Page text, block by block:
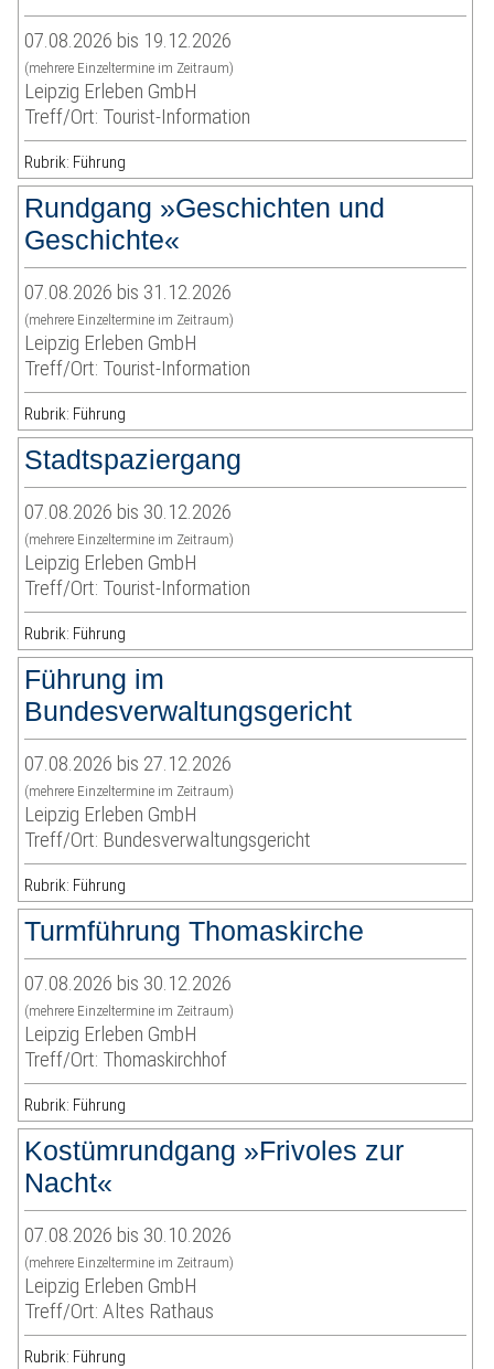
07.08.2026 bis 19.12.2026
(mehrere Einzeltermine im Zeitraum)
Leipzig Erleben GmbH
Treff/Ort: Tourist-Information
Rubrik: Führung
Rundgang »Geschichten und
Geschichte«
07.08.2026 bis 31.12.2026
(mehrere Einzeltermine im Zeitraum)
Leipzig Erleben GmbH
Treff/Ort: Tourist-Information
Rubrik: Führung
Stadtspaziergang
07.08.2026 bis 30.12.2026
(mehrere Einzeltermine im Zeitraum)
Leipzig Erleben GmbH
Treff/Ort: Tourist-Information
Rubrik: Führung
Führung im
Bundesverwaltungsgericht
07.08.2026 bis 27.12.2026
(mehrere Einzeltermine im Zeitraum)
Leipzig Erleben GmbH
Treff/Ort: Bundesverwaltungsgericht
Rubrik: Führung
Turmführung Thomaskirche
07.08.2026 bis 30.12.2026
(mehrere Einzeltermine im Zeitraum)
Leipzig Erleben GmbH
Treff/Ort: Thomaskirchhof
Rubrik: Führung
Kostümrundgang »Frivoles zur
Nacht«
07.08.2026 bis 30.10.2026
(mehrere Einzeltermine im Zeitraum)
Leipzig Erleben GmbH
Treff/Ort: Altes Rathaus
Rubrik: Führung